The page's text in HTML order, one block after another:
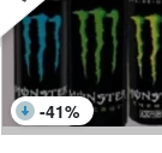
-41%